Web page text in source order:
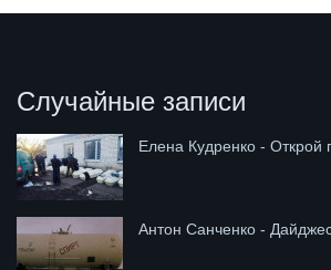
Случайные записи
Елена Кудренко - Открой
Антон Санченко -